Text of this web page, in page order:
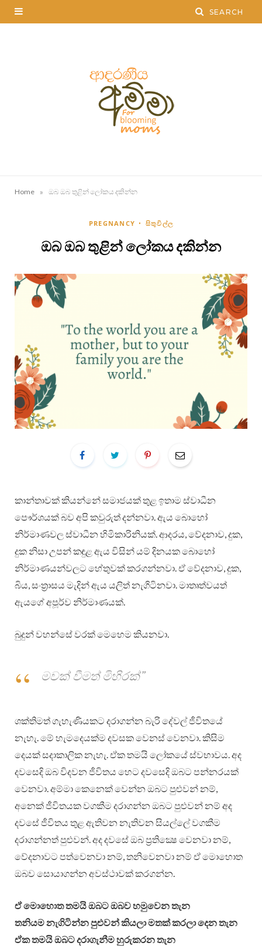
Home » ඔබ ඔබ තුළින් ලෝකය දකින්න
PREGNANCY සිතුවිල්ල
ඔබ ඔබ තුළින් ලෝකය දකින්න
කාන්තාවක් කියන්නේ සමාජයක් තුළ ඉතාම ස්වාධීන
පෞර්ශයක් බව අපි කවුරුත් දන්නවා. ඇය බොහෝ
නිර්මාණවල ස්වාධීන හිමිකාරිනියක්. ආදරය, වේදනාව, දුක,
දුක නිසා උපන් කඳුළ ඇය විසින් යම් දිනයක බොහෝ
නිර්මාණයන්වලට හේතුවක් කරගන්නවා. ඒ වේදනාව, දුක,
බිය, සංත්‍රාසය මැදින් ඇය යලිත් නැගිටිනවා. මාතෘත්වයත්
ඇයගේ අපූර්ව නිර්මාණයක්.
බුදුන් වහන්සේ වරක් මෙහෙම කියනවා.
මවක් වීමත් මිහිරක්”
ශක්තිමත් ගැහැණියකට දරාගන්න බැරි දේවල් ජීවිතයේ
නැහැ. මේ හැමදෙයක්ම දවසක වෙනස් වෙනවා. කිසිම
දෙයක් සදාකාලික නැහැ. ඒක තමයි ලෝකයේ ස්වභාවය. අද
දවසෙදි ඔබ විදවන ජීවිතය හෙට දවසෙදි ඔබට පන්නරයක්
වෙනවා. අම්මා කෙනෙක් වෙන්න ඔබට පුළුවන් නම්,
අනෙක් ජීවිතයක වගකීම දරාගන්න ඔබට පුළුවන් නම් අද
දවසේ ජීවිතය තුළ ඇතිවන නැතිවන සියල්ලේ වගකීම
දරාගන්නත් පුළුවන්. අද දවසේ ඔබ ප්‍රතික්‍ෂෙ වෙනවා නම්,
වේදනාවට පත්වෙනවා නම්, තනිවෙනවා නම් ඒ මොහොත
ඔබව සොයාගන්න අවස්ථාවක් කරගන්න.
ඒ මොහොත තමයි ඔබට ඔබව හමුවෙන තැන
තනියම නැගිටින්න පුළුවන් කියලා මතක් කරලා දෙන තැන
ඒක තමයි ඔබට දරාගැනීම හුරුකරන තැන